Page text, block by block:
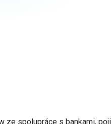
ze spolupráce s bankami,